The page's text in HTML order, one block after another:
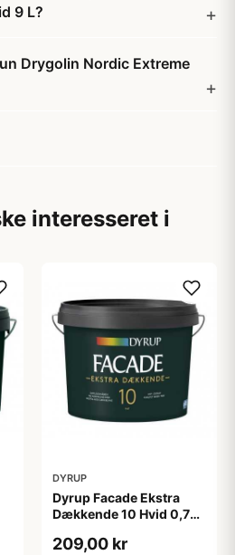
9 L?
Drygolin Nordic Extreme
interesseret i
DYRUP
Dyrup Facade Ekstra
Dækkende 10 Hvid 0,75
209,00 kr